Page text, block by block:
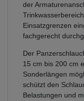
der
Einsatzgrenzen
fachgerecht
Der
15 cm bis 200 cm
Sonderlängen
schützt den
Belastungen und